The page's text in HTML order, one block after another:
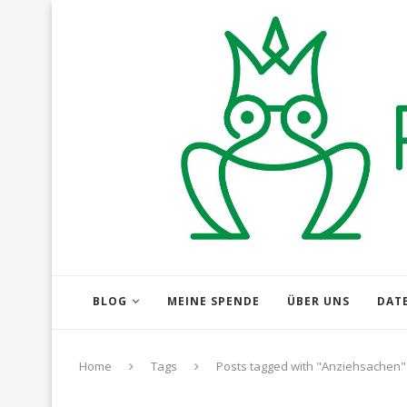
BLOG MEINE SPENDE ÜBER UNS
Home Tags Posts tagged with "Anziehsachen"